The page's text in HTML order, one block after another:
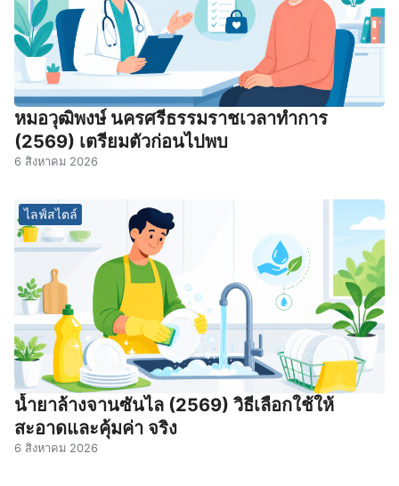
หมอวุฒิพงษ์ นครศรีธรรมราชเวลาทําการ
(2569) เตรียมตัวก่อนไปพบ
6 สิงหาคม 2026
ไลฟ์สไตล์
น้ำยาล้างจานซันไล (2569) วิธีเลือกใช้ให้
สะอาดและคุ้มค่า จริง
6 สิงหาคม 2026